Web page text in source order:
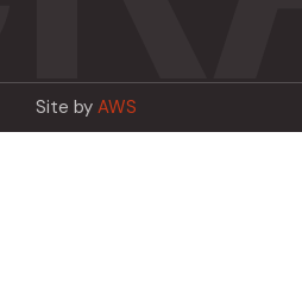
Site by AWS